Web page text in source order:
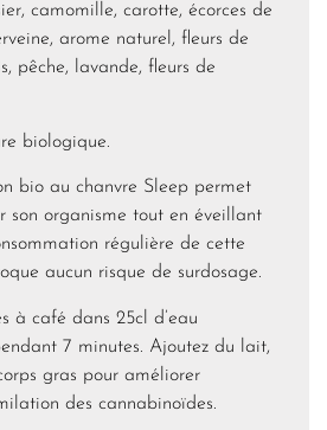
camomille, carotte, écorces de
arome naturel, fleurs de
pêche, lavande, fleurs de
biologique.
bio au chanvre Sleep permet
son organisme tout en éveillant
régulière de cette
aucun risque de surdosage.
à café dans 25cl d’eau
7 minutes. Ajoutez du lait,
gras pour améliorer
des cannabinoïdes.